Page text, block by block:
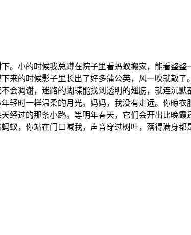
。小的时候我总蹲在院子里看蚂蚁搬家，能看整
来的时候影子里长出了好多蒲公英，风一吹就散
会凋谢，迷路的蝴蝶能找到透明的翅膀，就连沉
轻时一样温柔的月光。妈妈，我没有走远。你晾
经过的那条小路。等明年春天，它们会开出比晚
蚁，你站在门口喊我，声音穿过树叶，落得满身都